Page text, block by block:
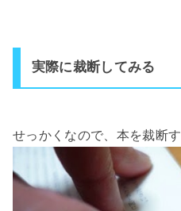
実際に裁断してみる
せっかくなので、本を裁断